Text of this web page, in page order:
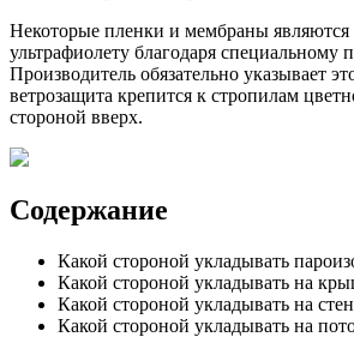
Некоторые пленки и мембраны
ультрафиолету благодаря специальному
Производитель обязательно указывает
ветрозащита крепится к стропилам
стороной вверх.
Содержание
Какой стороной укладывать
Какой стороной укладывать на
Какой стороной укладывать на
Какой стороной укладывать на